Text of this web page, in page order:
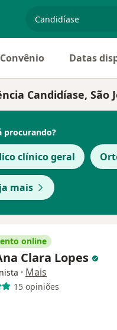
especialidade,
Convênio Datas
Candidíase, São
procurando?
clínico geral
mais
online
Clara Lopes
· Mais
15 opiniões